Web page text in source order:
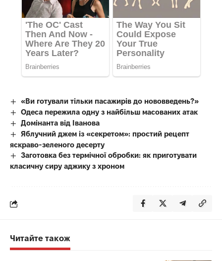
«Ви готували тільки пасажирів до нововведень?»
Одеса пережила одну з найбільш масованих атак
Домінанта від Іванова
Яблучний джем із «секретом»: простий рецепт
яскраво-зеленого десерту
Заготовка без термічної обробки: як приготувати
класичну сиру аджику з хроном
Читайте також